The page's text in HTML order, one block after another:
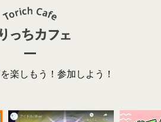
楽しもう！参加しよう！